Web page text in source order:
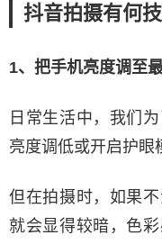
抖音拍摄有何技
1、把手机亮度调至
日常生活中，我们
亮度调低或开启护眼
但在拍摄时，如果
就会显得较暗，色